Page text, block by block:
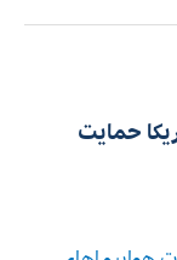
حمایت